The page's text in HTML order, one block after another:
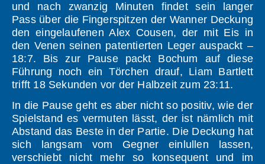
und nach zwanzig Minuten findet sein langer
Pass über die Fingerspitzen der Wanner Deckung
den eingelaufenen Alex Cousen, der mit Eis in
den Venen seinen patentierten Leger auspackt –
18:7. Bis zur Pause packt Bochum auf diese
Führung noch ein Törchen drauf, Liam Bartlett
trifft 18 Sekunden vor der Halbzeit zum 23:11.
In die Pause geht es aber nicht so positiv, wie der
Spielstand es vermuten lässt, der ist nämlich mit
Abstand das Beste in der Partie. Die Deckung hat
sich langsam vom Gegner einlullen lassen,
verschiebt nicht mehr so konsequent und im